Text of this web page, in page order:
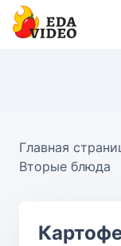
Главная
Вторые блюда